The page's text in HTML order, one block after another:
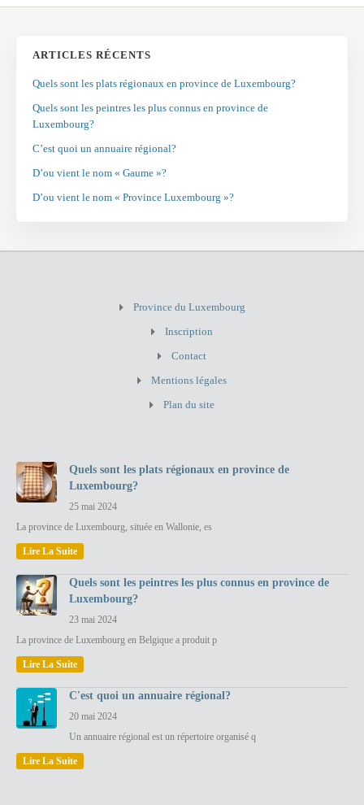
ARTICLES RÉCENTS
Quels sont les plats régionaux en province de Luxembourg?
Quels sont les peintres les plus connus en province de
Luxembourg?
C’est quoi un annuaire régional?
D’ou vient le nom « Gaume »?
D’ou vient le nom « Province Luxembourg »?
Province du Luxembourg
Inscription
Contact
Mentions légales
Plan du site
Quels sont les plats régionaux en province de
Luxembourg?
25 mai 2024
La province de Luxembourg, située en Wallonie, es
Lire La Suite
Quels sont les peintres les plus connus en province de
Luxembourg?
23 mai 2024
La province de Luxembourg en Belgique a produit p
Lire La Suite
C'est quoi un annuaire régional?
20 mai 2024
Un annuaire régional est un répertoire organisé q
Lire La Suite